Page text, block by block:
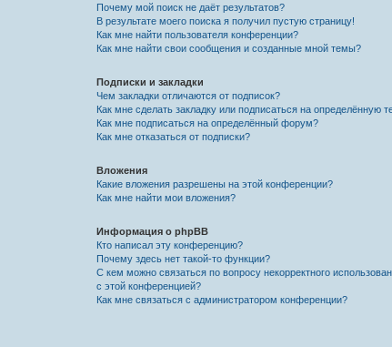
Почему мой поиск не даёт результатов?
В результате моего поиска я получил пустую страницу!
Как мне найти пользователя конференции?
Как мне найти свои сообщения и созданные мной темы?
Подписки и закладки
Чем закладки отличаются от подписок?
Как мне сделать закладку или подписаться на определённую
Как мне подписаться на определённый форум?
Как мне отказаться от подписки?
Вложения
Какие вложения разрешены на этой конференции?
Как мне найти мои вложения?
Информация о phpBB
Кто написал эту конференцию?
Почему здесь нет такой-то функции?
С кем можно связаться по вопросу некорректного
с этой конференцией?
Как мне связаться с администратором конференции?